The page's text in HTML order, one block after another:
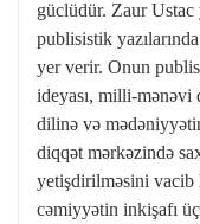
güclüdür. Zaur Ustac
publisistik
yer verir. Onun
ideyası, milli-mənəvi
dilinə və
diqqət mərkəzində
yetişdirilməsini vacib
cəmiyyətin inkişafı